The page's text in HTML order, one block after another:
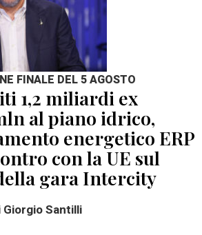
FINALE DEL 5 AGOSTO
1,2 miliardi ex
al piano idrico,
energetico ERP
con la UE sul
gara Intercity
Giorgio Santilli